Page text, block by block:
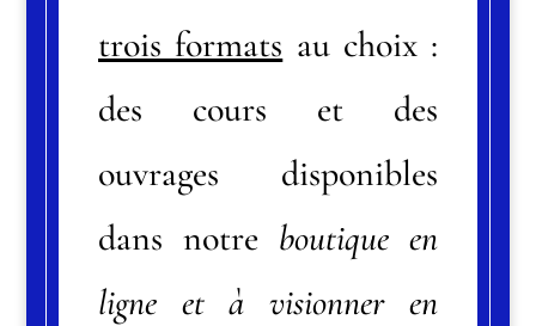
trois formats au choix :
des cours et des
ouvrages disponibles
dans notre boutique en
ligne et à visionner en